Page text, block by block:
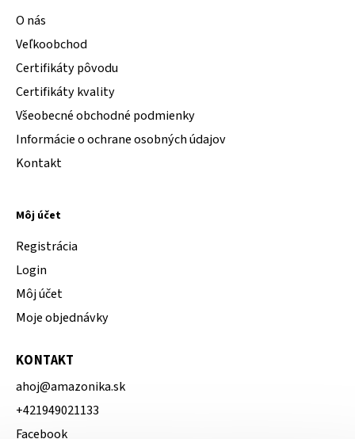
O nás
Veľkoobchod
Certifikáty pôvodu
Certifikáty kvality
Všeobecné obchodné podmienky
Informácie o ochrane osobných údajov
Kontakt
Môj účet
Registrácia
Login
Môj účet
Moje objednávky
KONTAKT
ahoj@amazonika.sk
+421949021133
Facebook